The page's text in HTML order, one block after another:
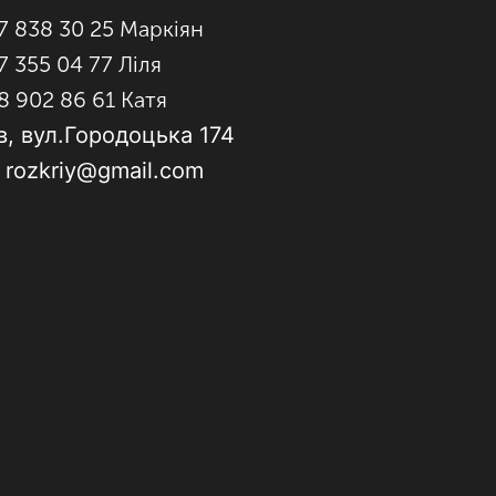
838 30 25 Маркіян
355 04 77 Ліля
902 86 61 Катя
вул.Городоцька 174